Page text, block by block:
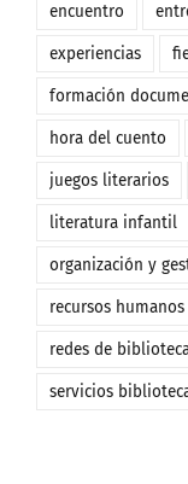
encuentro
experiencias
formación
hora del cuento
juegos literarios
literatura infantil
organización y
recursos humanos
redes de
servicios